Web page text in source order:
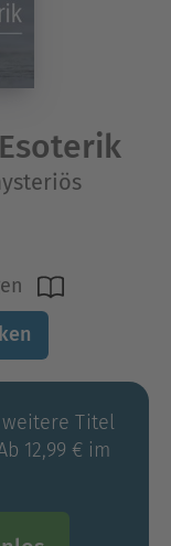
weitere Titel
12,99 € im